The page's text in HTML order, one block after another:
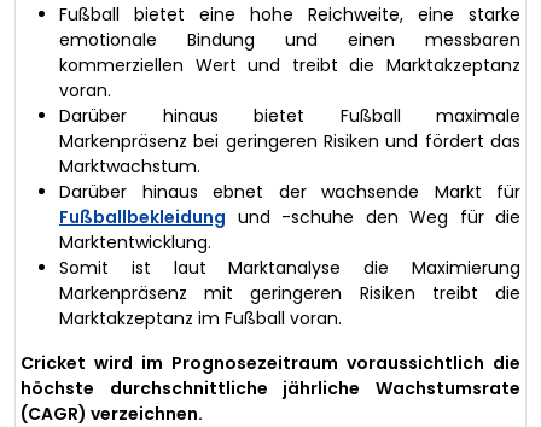
Fußball bietet eine hohe Reichweite, eine starke
emotionale Bindung und einen messbaren
kommerziellen Wert und treibt die Marktakzeptanz
voran.
Darüber hinaus bietet Fußball maximale
Markenpräsenz bei geringeren Risiken und fördert das
Marktwachstum.
Darüber hinaus ebnet der wachsende Markt für
Fußballbekleidung und -schuhe den Weg für die
Marktentwicklung.
Somit ist laut Marktanalyse die Maximierung
Markenpräsenz mit geringeren Risiken treibt die
Marktakzeptanz im Fußball voran.
Cricket wird im Prognosezeitraum voraussichtlich die
höchste durchschnittliche jährliche Wachstumsrate
(CAGR) verzeichnen.